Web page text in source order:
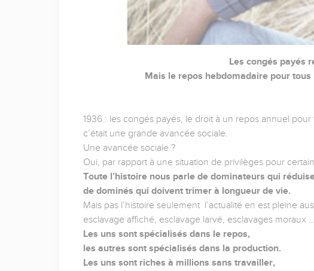
Les congés payés
Mais le repos hebdomadaire pour
1936 : les congés payés, le droit à un repos annuel pour
c’était une grande avancée sociale.
Une avancée sociale ?
Oui, par rapport à une situation de privilèges pour
Toute l’histoire nous parle de dominateurs qui
de dominés qui doivent trimer à longueur de vie.
Mais pas l’histoire seulement l’actualité en est pleine
esclavage affiché, esclavage larvé, esclavages moraux
Les uns sont spécialisés dans le repos,
les autres sont spécialisés dans la production.
Les uns sont riches à millions sans travailler,